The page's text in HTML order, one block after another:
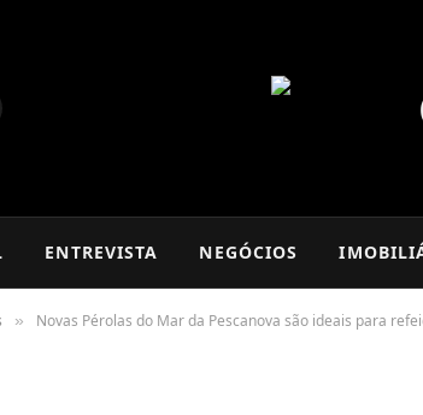
ENTREVISTA NEGÓCIOS
» Novas Pérolas do Mar da Pescanova são ideais para